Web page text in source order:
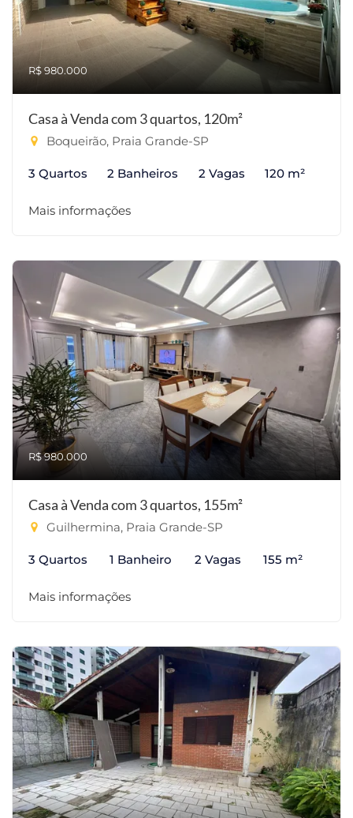
R$ 980.000
Casa à Venda com 3 quartos, 120m²
Boqueirão, Praia Grande-SP
3 Quartos 2 Banheiros 2 Vagas 120 m²
Mais informações
R$ 980.000
Casa à Venda com 3 quartos, 155m²
Guilhermina, Praia Grande-SP
3 Quartos 1 Banheiro 2 Vagas 155 m²
Mais informações